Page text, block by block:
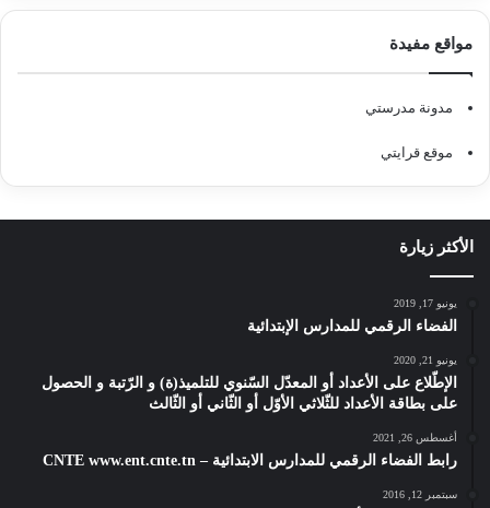
مواقع مفيدة
مدونة مدرستي
موقع قرايتي
الأكثر زيارة
يونيو 17, 2019
الفضاء الرقمي للمدارس الإبتدائية
يونيو 21, 2020
الإطّلاع على الأعداد أو المعدّل السّنوي للتلميذ(ة) و الرّتبة و الحصول
على بطاقة الأعداد للثّلاثي الأوّل أو الثّاني أو الثّالث
أغسطس 26, 2021
رابط الفضاء الرقمي للمدارس الابتدائية – CNTE www.ent.cnte.tn
سبتمبر 12, 2016